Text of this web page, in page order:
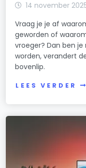
14 november
Vraag je je af
geworden of
vroeger? Dan ben
worden, verandert
bovenlip.
LEES VERDER